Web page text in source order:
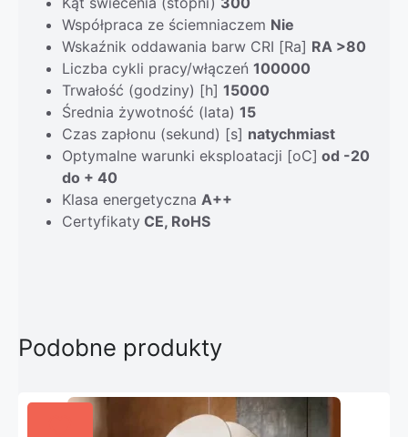
Współpraca ze ściemniaczem Nie
Wskaźnik oddawania barw CRI [Ra] RA >80
Liczba cykli pracy/włączeń 100000
Trwałość (godziny) [h] 15000
Średnia żywotność (lata) 15
Czas zapłonu (sekund) [s] natychmiast
Optymalne warunki eksploatacji [oC] od -20
do + 40
Klasa energetyczna A++
Certyfikaty CE, RoHS
Podobne produkty